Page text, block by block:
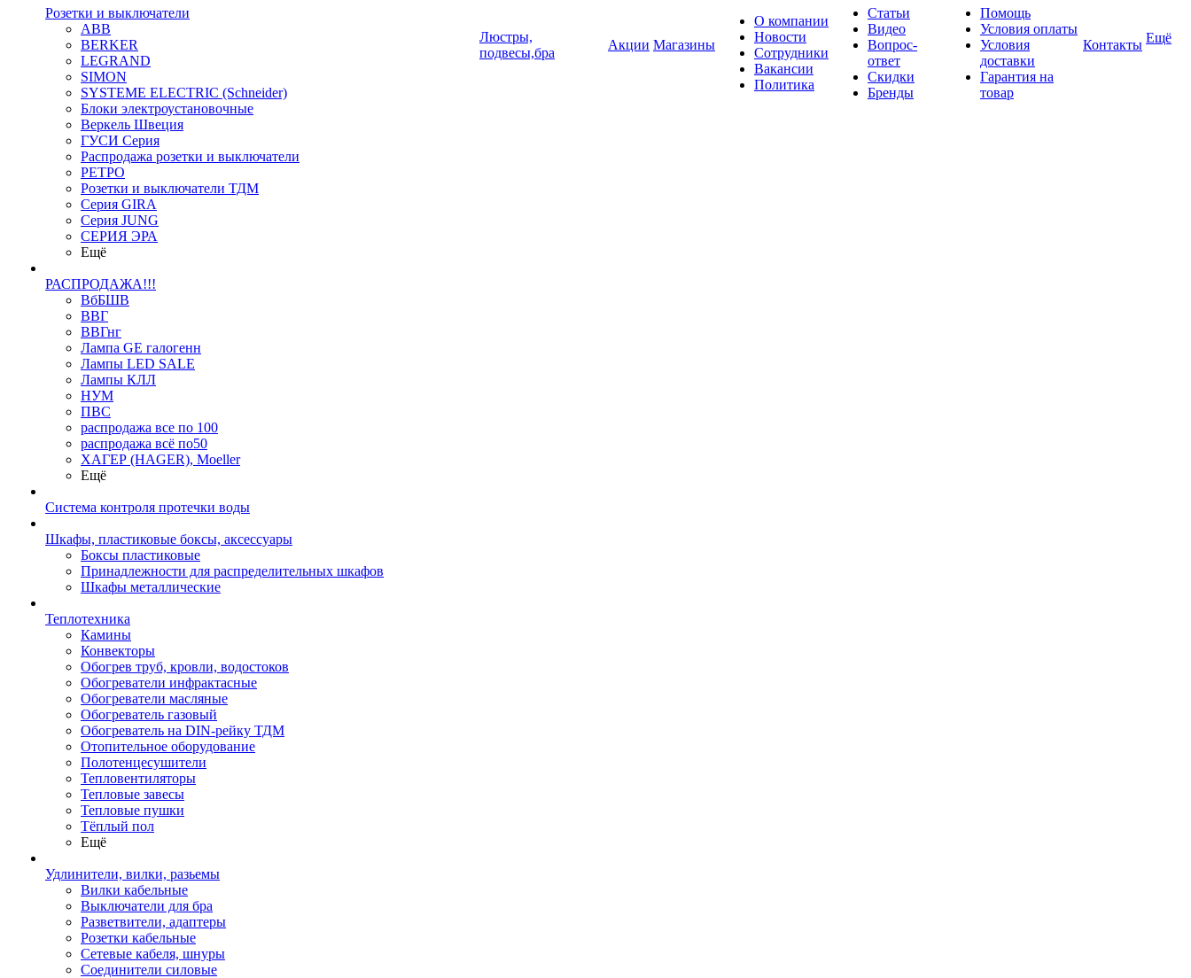
Розетки и выключатели
ABB
BERKER
LEGRAND
SIMON
SYSTEME ELECTRIC (Schneider)
Блоки электроустановочные
Веркель Швеция
ГУСИ Серия
Распродажа розетки и выключатели
РЕТРО
Розетки и выключатели ТДМ
Серия GIRA
Серия JUNG
СЕРИЯ ЭРА
Ещё
РАСПРОДАЖА!!!
ВбБШВ
ВВГ
ВВГнг
Лампа GE галогенн
Лампы LED SALE
Лампы КЛЛ
НУМ
ПВС
распродажа все по 100
распродажа всё по50
ХАГЕР (HAGER), Moeller
Ещё
Система контроля протечки воды
Шкафы, пластиковые боксы, аксессуары
Боксы пластиковые
Принадлежности для распределительных шкафов
Шкафы металлические
Теплотехника
Камины
Конвекторы
Обогрев труб, кровли, водостоков
Обогреватели инфрактасные
Обогреватели масляные
Обогреватель газовый
Обогреватель на DIN-рейку ТДМ
Отопительное оборудование
Полотенцесушители
Тепловентиляторы
Тепловые завесы
Тепловые пушки
Тёплый пол
Ещё
Удлинители, вилки, разьемы
Вилки кабельные
Выключатели для бра
Разветвители, адаптеры
Розетки кабельные
Сетевые кабеля, шнуры
Соединители силовые
Люстры,
подвесы,бра
Акции Магазины
О компании
Новости
Сотрудники
Вакансии
Политика
Статьи
Видео
Вопрос-
ответ
Скидки
Бренды
Помощь
Условия оплаты
Условия
доставки
Гарантия на
товар
Контакты Ещё